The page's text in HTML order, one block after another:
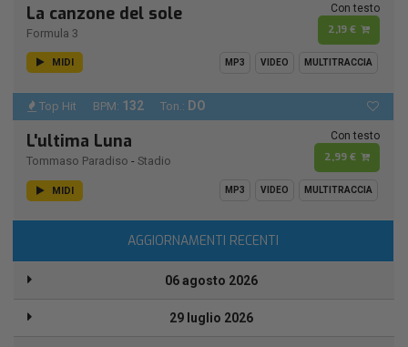
La canzone del sole
Formula 3
Con testo
2,19 €
MIDI MP3 VIDEO MULTITRACCIA
Top Hit BPM: 132 Ton.: DO
L'ultima Luna
Tommaso Paradiso - Stadio
Con testo
2,99 €
MIDI MP3 VIDEO MULTITRACCIA
AGGIORNAMENTI RECENTI
06 agosto 2026
29 luglio 2026